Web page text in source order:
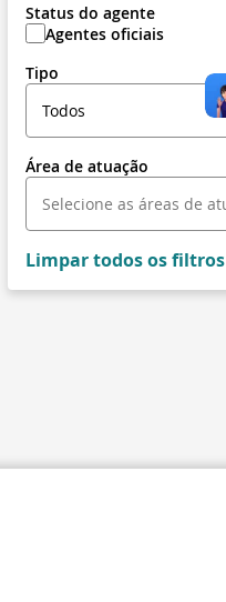
Status do agente
Agentes oficiais
Tipo
Área de atuação
Limpar todos os filtros